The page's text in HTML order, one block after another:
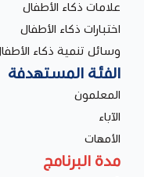
علامات ذكاء الأطفال
اختبارات ذكاء الأطفال
وسائل تنمية ذكاء
الفئة المستهدفة
المعلمون
الآباء
الأمهات
مدة البرنامج